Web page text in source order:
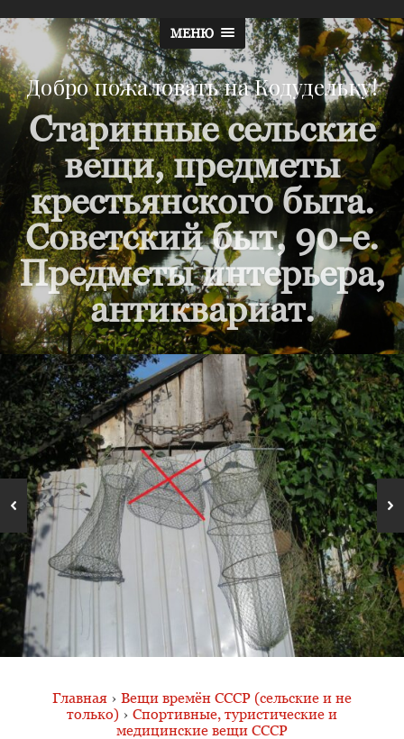
МЕНЮ
Добро пожаловать на Кодудельку!
Старинные сельские
вещи, предметы
крестьянского быта.
Советский быт, 90-е.
Предметы интерьера,
антиквариат.
Главная › Вещи времён СССР (сельские и не
только) › Спортивные, туристические и
медицинские вещи СССР